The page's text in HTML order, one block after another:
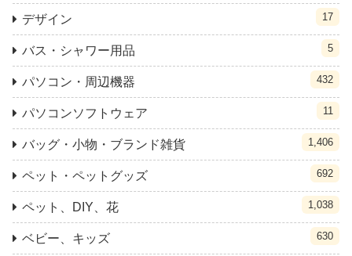
デザイン 17
バス・シャワー用品 5
パソコン・周辺機器 432
パソコンソフトウェア 11
バッグ・小物・ブランド雑貨 1,406
ペット・ペットグッズ 692
ペット、DIY、花 1,038
ベビー、キッズ 630